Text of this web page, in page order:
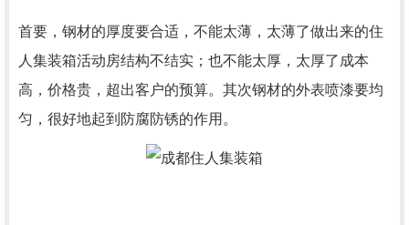
首要，钢材的厚度要合适，不能太薄，太薄了做出来的住
人集装箱活动房结构不结实；也不能太厚，太厚了成本
高，价格贵，超出客户的预算。其次钢材的外表喷漆要均
匀，很好地起到防腐防锈的作用。